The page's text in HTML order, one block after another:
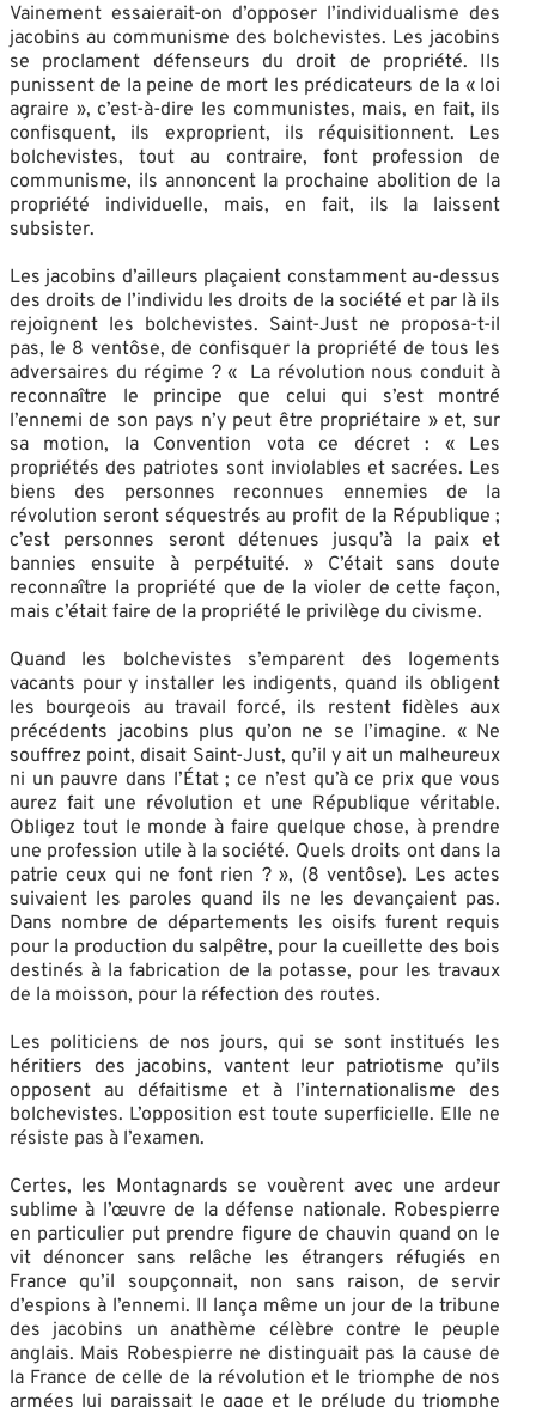
Vainement essaierait-on d’opposer l’individualisme des
jacobins au communisme des bolchevistes. Les jacobins
se proclament défenseurs du droit de propriété. Ils
punissent de la peine de mort les prédicateurs de la « loi
agraire », c’est-à-dire les communistes, mais, en fait, ils
confisquent, ils exproprient, ils réquisitionnent. Les
bolchevistes, tout au contraire, font profession de
communisme, ils annoncent la prochaine abolition de la
propriété individuelle, mais, en fait, ils la laissent
subsister.
Les jacobins d’ailleurs plaçaient constamment au-dessus
des droits de l’individu les droits de la société et par là ils
rejoignent les bolchevistes. Saint-Just ne proposa-t-il
pas, le 8 ventôse, de confisquer la propriété de tous les
adversaires du régime ? « La révolution nous conduit à
reconnaître le principe que celui qui s’est montré
l’ennemi de son pays n’y peut être propriétaire » et, sur
sa motion, la Convention vota ce décret : « Les
propriétés des patriotes sont inviolables et sacrées. Les
biens des personnes reconnues ennemies de la
révolution seront séquestrés au profit de la République ;
c’est personnes seront détenues jusqu’à la paix et
bannies ensuite à perpétuité. » C’était sans doute
reconnaître la propriété que de la violer de cette façon,
mais c’était faire de la propriété le privilège du civisme.
Quand les bolchevistes s’emparent des logements
vacants pour y installer les indigents, quand ils obligent
les bourgeois au travail forcé, ils restent fidèles aux
précédents jacobins plus qu’on ne se l’imagine. « Ne
souffrez point, disait Saint-Just, qu’il y ait un malheureux
ni un pauvre dans l’État ; ce n’est qu’à ce prix que vous
aurez fait une révolution et une République véritable.
Obligez tout le monde à faire quelque chose, à prendre
une profession utile à la société. Quels droits ont dans la
patrie ceux qui ne font rien ? », (8 ventôse). Les actes
suivaient les paroles quand ils ne les devançaient pas.
Dans nombre de départements les oisifs furent requis
pour la production du salpêtre, pour la cueillette des bois
destinés à la fabrication de la potasse, pour les travaux
de la moisson, pour la réfection des routes.
Les politiciens de nos jours, qui se sont institués les
héritiers des jacobins, vantent leur patriotisme qu’ils
opposent au défaitisme et à l’internationalisme des
bolchevistes. L’opposition est toute superficielle. Elle ne
résiste pas à l’examen.
Certes, les Montagnards se vouèrent avec une ardeur
sublime à l’œuvre de la défense nationale. Robespierre
en particulier put prendre figure de chauvin quand on le
vit dénoncer sans relâche les étrangers réfugiés en
France qu’il soupçonnait, non sans raison, de servir
d’espions à l’ennemi. Il lança même un jour de la tribune
des jacobins un anathème célèbre contre le peuple
anglais. Mais Robespierre ne distinguait pas la cause de
la France de celle de la révolution et le triomphe de nos
armées lui paraissait le gage et le prélude du triomphe